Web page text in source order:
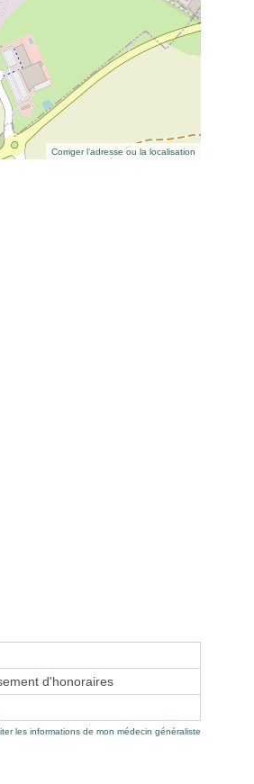
Corriger l’adresse ou la localisation
d'honoraires
les informations de mon médecin généraliste